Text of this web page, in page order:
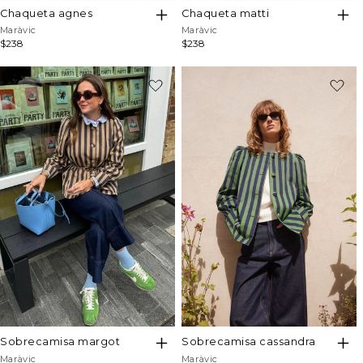
chaqueta agnes
Proveedor:
Maràvic
Precio
$238
chaqueta matti
Proveedor:
Maràvic
Precio
$238
sobrecamisa margot
Proveedor:
Maràvic
sobrecamisa cassandra
Proveedor:
Maràvic